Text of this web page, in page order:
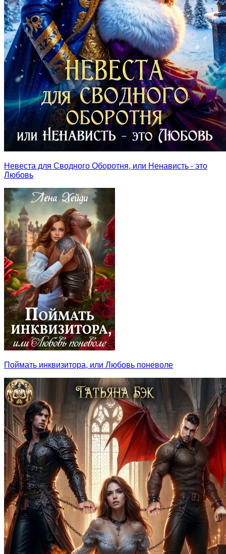
Невеста для Сводного Оборотня, или Ненависть - это
Любовь
Поймать инквизитора, или Любовь поневоле